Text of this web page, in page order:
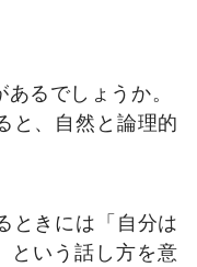
るでしょうか。
と、自然と論理的
ときには「自分は
いう話し方を意